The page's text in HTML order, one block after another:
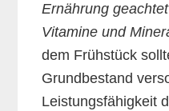
Ernährung
Vitamine und
dem Frühstück
Grundbestand
Leistungsfähigkeit